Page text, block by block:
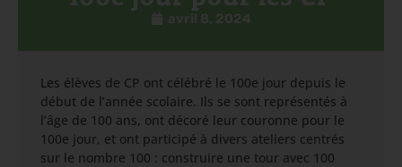
avril 8, 2024
Les élèves de CP ont célébré le 100e jour depuis le
début de l’année scolaire. Ils se sont représentés à
l’âge de 100 ans, ont décoré leur couronne pour le
100e jour, et ont participé à divers ateliers centrés
sur le nombre 100 : construire une tour avec 100